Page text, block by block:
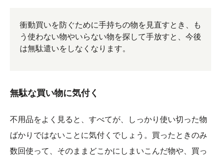
衝動買いを防ぐために手持ちの物を見直すとき、も
う使わない物やいらない物を探して手放すと、今後
は無駄遣いをしなくなります。
無駄な買い物に気付く
不用品をよく見ると、すべてが、しっかり使い切った物
ばかりではないことに気付くでしょう。買ったときのみ
数回使って、そのままどこかにしまいこんだ物や、買っ